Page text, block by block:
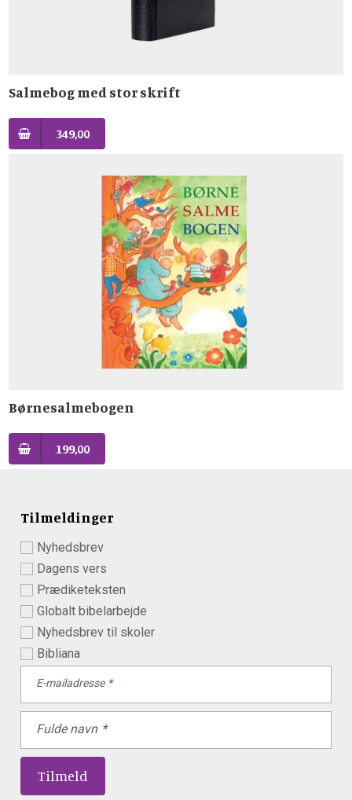
Salmebog med stor skrift
349,00
Børnesalmebogen
199,00
Tilmeldinger
Nyhedsbrev
Dagens vers
Prædiketeksten
Globalt bibelarbejde
Nyhedsbrev til skoler
Bibliana
E-mailadresse
Fulde navn